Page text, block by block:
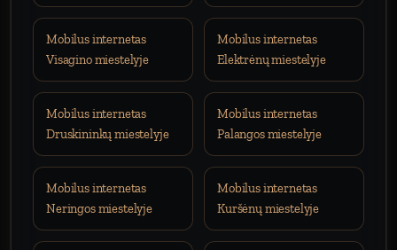
Mobilus internetas
Visagino miestelyje
Mobilus internetas
Elektrėnų miestelyje
Mobilus internetas
Druskininkų miestelyje
Mobilus internetas
Palangos miestelyje
Mobilus internetas
Neringos miestelyje
Mobilus internetas
Kuršėnų miestelyje